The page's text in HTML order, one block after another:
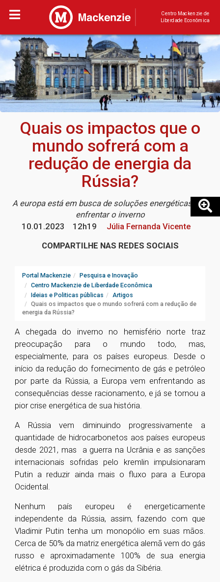
Centro Mackenzie de
Liberdade Econômica
Quais os impactos que o
mundo sofrerá com a
redução de energia da
Rússia?
A europa está em busca de soluções energéticas para
enfrentar o inverno
10.01.2023
12h19
Júlia Fernanda Vicente
COMPARTILHE NAS REDES SOCIAIS
Portal Mackenzie
Pesquisa e Inovação
Centro Mackenzie de Liberdade Econômica
Ideias e Politicas públicas
Artigos
Quais os impactos que o mundo sofrerá com a redução de
energia da Rússia?
A chegada do inverno no hemisfério norte traz
preocupação para o mundo todo, mas,
especialmente, para os países europeus. Desde o
início da redução do fornecimento de gás e petróleo
por parte da Rússia, a Europa vem enfrentando as
consequências desse racionamento, e já se tornou a
pior crise energética de sua história.
A Rússia vem diminuindo progressivamente a
quantidade de hidrocarbonetos aos países europeus
desde 2021, mas a guerra na Ucrânia e as sanções
internacionais sofridas pelo kremlin impulsionaram
Putin a reduzir ainda mais o fluxo para a Europa
Ocidental.
Nenhum país europeu é energeticamente
independente da Rússia, assim, fazendo com que
Vladimir Putin tenha um monopólio em suas mãos.
Cerca de 50% da matriz energética alemã vem do gás
russo e aproximadamente 100% de sua energia
elétrica é produzida com o gás da Sibéria.